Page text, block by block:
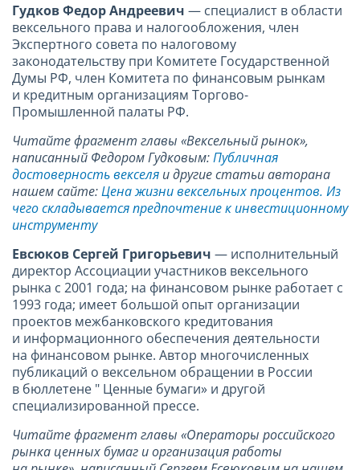
Гудков Федор Андреевич — специалист в области
вексельного права и налогообложения, член
Экспертного совета по налоговому
законодательству при Комитете Государственной
Думы РФ, член Комитета по финансовым рынкам
и кредитным организациям Торгово-
Промышленной палаты РФ.
Читайте фрагмент главы «Вексельный рынок»,
написанный Федором Гудковым:Публичная
достоверность векселя и другие статьи авторана
нашем сайте:Цена жизни вексельных процентов. Из
чего складывается предпочтение к инвестиционному
инструменту
Евсюков Сергей Григорьевич — исполнительный
директор Ассоциации участников вексельного
рынка с 2001 года; на финансовом рынке работает с
1993 года; имеет большой опыт организации
проектов межбанковского кредитования
и информационного обеспечения деятельности
на финансовом рынке. Автор многочисленных
публикаций о вексельном обращении в России
в бюллетене " Ценные бумаги» и другой
специализированной прессе.
Читайте фрагмент главы «Операторы российского
рынка ценных бумаг и организация работы